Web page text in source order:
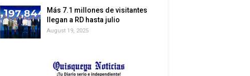
Más 7.1 millones de visitantes
llegan a RD hasta julio
August 19, 2025